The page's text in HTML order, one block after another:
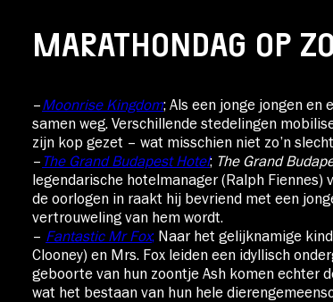
MARATHONDAG OP
–Moonrise Kingdom; Als een jonge jongen en
samen weg. Verschillende stedelingen
zijn kop gezet – wat misschien niet zo’n
– The Grand Budapest Hotel; The Grand
legendarische hotelmanager (Ralph Fiennes)
de oorlogen in raakt hij bevriend met een
vertrouweling van hem wordt.
– Fantastic Mr Fox; Naar het gelijknamige
Clooney) en Mrs. Fox leiden een idyllisch
geboorte van hun zoontje Ash komen echter
wat het bestaan van hun hele